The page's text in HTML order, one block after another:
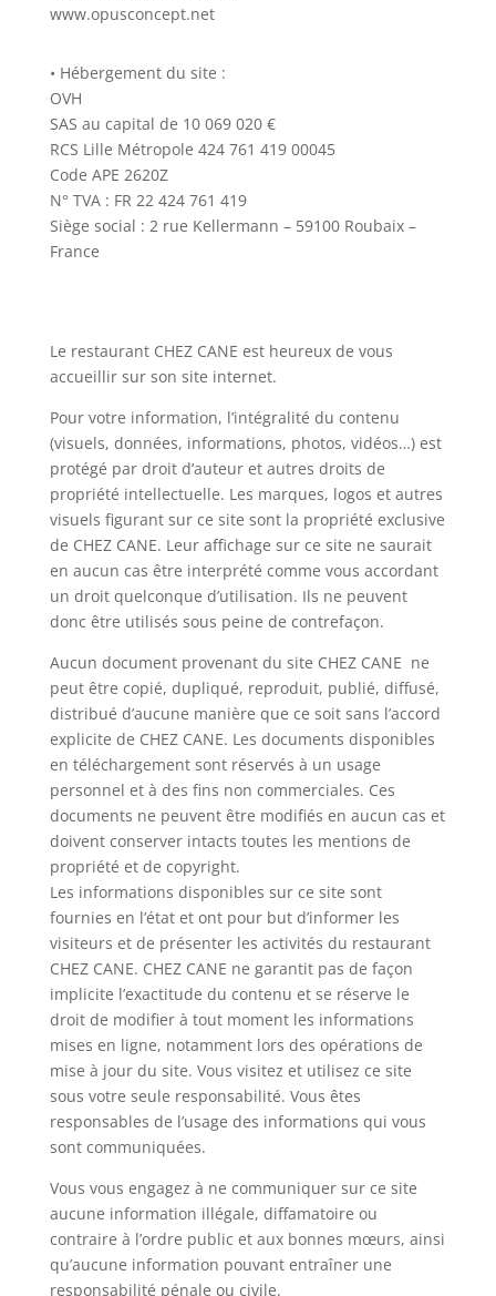
www.opusconcept.net
• Hébergement du site :
OVH
SAS au capital de 10 069 020 €
RCS Lille Métropole 424 761 419 00045
Code APE 2620Z
N° TVA : FR 22 424 761 419
Siège social : 2 rue Kellermann – 59100 Roubaix –
France
Le restaurant CHEZ CANE est heureux de vous
accueillir sur son site internet.
Pour votre information, l’intégralité du contenu
(visuels, données, informations, photos, vidéos…) est
protégé par droit d’auteur et autres droits de
propriété intellectuelle. Les marques, logos et autres
visuels figurant sur ce site sont la propriété exclusive
de CHEZ CANE. Leur affichage sur ce site ne saurait
en aucun cas être interprété comme vous accordant
un droit quelconque d’utilisation. Ils ne peuvent
donc être utilisés sous peine de contrefaçon.
Aucun document provenant du site CHEZ CANE ne
peut être copié, dupliqué, reproduit, publié, diffusé,
distribué d’aucune manière que ce soit sans l’accord
explicite de CHEZ CANE. Les documents disponibles
en téléchargement sont réservés à un usage
personnel et à des fins non commerciales. Ces
documents ne peuvent être modifiés en aucun cas et
doivent conserver intacts toutes les mentions de
propriété et de copyright.
Les informations disponibles sur ce site sont
fournies en l’état et ont pour but d’informer les
visiteurs et de présenter les activités du restaurant
CHEZ CANE. CHEZ CANE ne garantit pas de façon
implicite l’exactitude du contenu et se réserve le
droit de modifier à tout moment les informations
mises en ligne, notamment lors des opérations de
mise à jour du site. Vous visitez et utilisez ce site
sous votre seule responsabilité. Vous êtes
responsables de l’usage des informations qui vous
sont communiquées.
Vous vous engagez à ne communiquer sur ce site
aucune information illégale, diffamatoire ou
contraire à l’ordre public et aux bonnes mœurs, ainsi
qu’aucune information pouvant entraîner une
responsabilité pénale ou civile.